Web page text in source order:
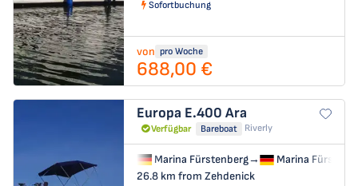
Sofortbuchung
von pro Woche
688,00 €
Europa E.400 Ara
Verfügbar Bareboat Riverly
Marina Fürstenberg→
Marina
26.8 km from Zehdenick